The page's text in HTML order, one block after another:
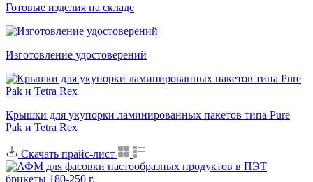
Готовые изделия на складе
Изготовление удостоверений
Крышки для укупорки ламинированных пакетов типа Pure
Pak и Tetra Rex
Скачать прайс-лист